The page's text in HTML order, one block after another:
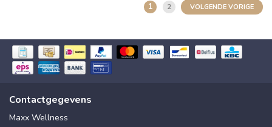
1 2 VOLGENDE VORIGE
Contactgegevens
Maxx Wellness